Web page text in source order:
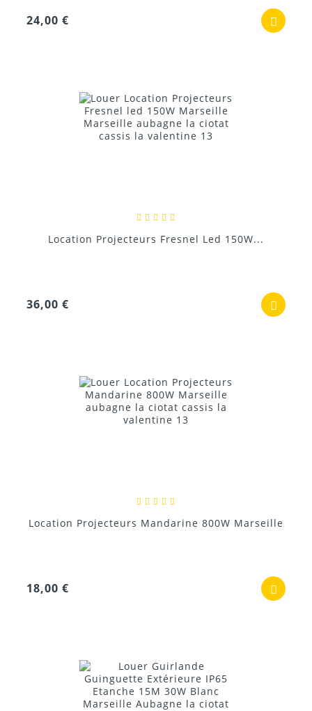
24,00 €
Location Projecteurs Fresnel Led 150W...
36,00 €
Location Projecteurs Mandarine 800W Marseille
18,00 €